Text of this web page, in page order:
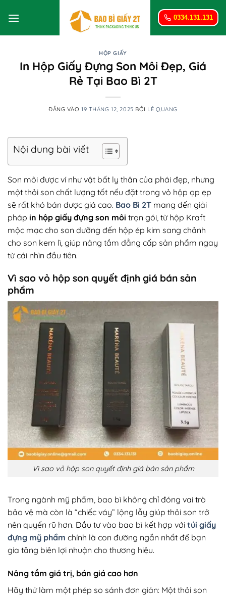
qua
0334.131.131
HỘP GIẤY
In Hộp Giấy Đựng Son Môi Đẹp, Giá
Rẻ Tại Bao Bì 2T
ĐĂNG VÀO19 THÁNG 12, 2025 BỞI LÊ QUANG
Nội dung bài viết
Son môi được ví như vật bất ly thân của phái đẹp, nhưng
một thỏi son chất lượng tốt nếu đặt trong vỏ hộp ọp ẹp
sẽ rất khó bán được giá cao. Bao Bì 2T mang đến giải
pháp in hộp giấy đựng son môi trọn gói, từ hộp Kraft
mộc mạc cho son dưỡng đến hộp ép kim sang chảnh
cho son kem lì, giúp nâng tầm đẳng cấp sản phẩm ngay
từ cái nhìn đầu tiên.
Vì sao vỏ hộp son quyết định giá bán sản
phẩm
Vì sao vỏ hộp son quyết định giá bán sản phẩm
Trong ngành mỹ phẩm, bao bì không chỉ đóng vai trò
bảo vệ mà còn là “chiếc váy” lộng lẫy giúp thỏi son trở
nên quyến rũ hơn. Đầu tư vào bao bì kết hợp với túi giấy
đựng mỹ phẩm chính là con đường ngắn nhất để bạn
gia tăng biên lợi nhuận cho thương hiệu.
Nâng tầm giá trị, bán giá cao hơn
Hãy thử làm một phép so sánh đơn giản: Một thỏi son